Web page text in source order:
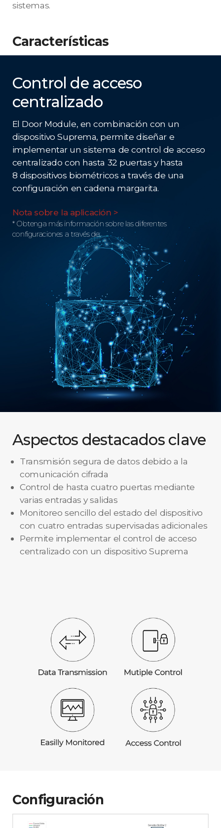
sistemas.
Características
Control de acceso
centralizado
El Door Module, en combinación con un
dispositivo Suprema, permite diseñar e
implementar un sistema de control de acceso
centralizado con hasta 32 puertas y hasta
8 dispositivos biométricos a través de una
configuración en cadena margarita.
Nota sobre la aplicación >
* Obtenga más información sobre las diferentes
configuraciones a través de.
Aspectos destacados clave
Transmisión segura de datos debido a la
comunicación cifrada
Control de hasta cuatro puertas mediante
varias entradas y salidas
Monitoreo sencillo del estado del dispositivo
con cuatro entradas supervisadas adicionales
Permite implementar el control de acceso
centralizado con un dispositivo Suprema
Configuración